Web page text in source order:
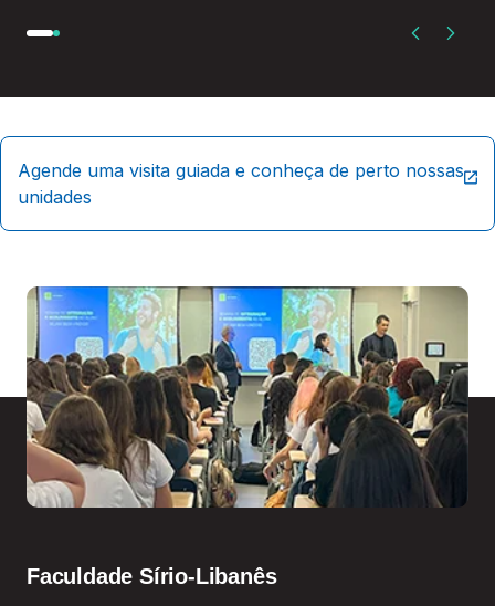
Agende uma visita guiada e conheça de perto nossas
unidades
Faculdade Sírio-Libanês